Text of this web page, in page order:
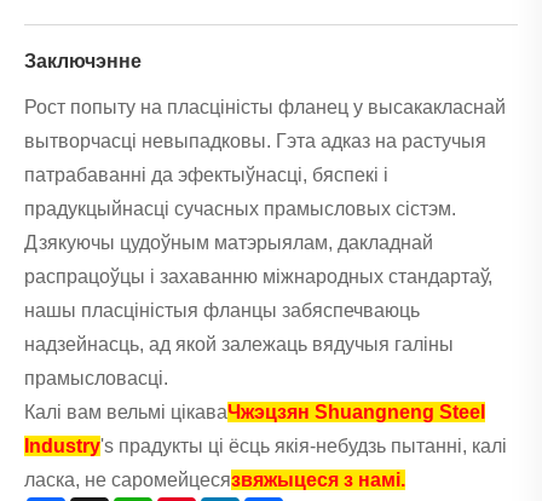
Заключэнне
Рост попыту на пласціністы фланец у высакакласнай
вытворчасці невыпадковы. Гэта адказ на растучыя
патрабаванні да эфектыўнасці, бяспекі і
прадукцыйнасці сучасных прамысловых сістэм.
Дзякуючы цудоўным матэрыялам, дакладнай
распрацоўцы і захаванню міжнародных стандартаў,
нашы пласціністыя фланцы забяспечваюць
надзейнасць, ад якой залежаць вядучыя галіны
прамысловасці.
Калі вам вельмі цікаваЧжэцзян Shuangneng Steel
Industry's прадукты ці ёсць якія-небудзь пытанні, калі
ласка, не саромейцесязвяжыцеся з намі.